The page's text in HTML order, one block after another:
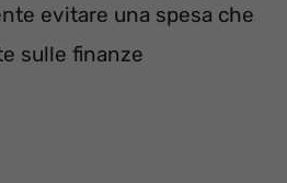
evitare una spesa che
sulle finanze